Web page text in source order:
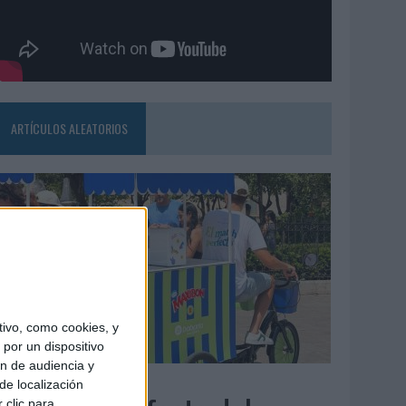
como cookies, y
un dispositivo
de audiencia y
localización
clic para
ARTÍCULOS ALEATORIOS